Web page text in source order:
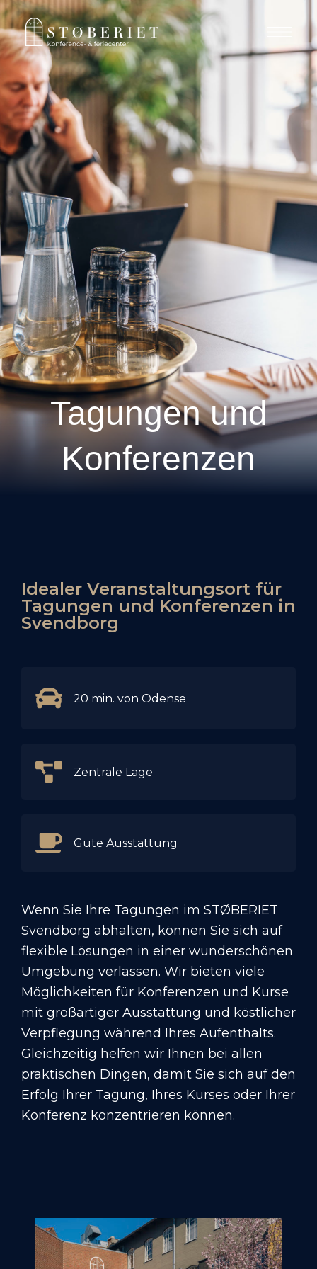
Tagungen und
Konferenzen
Idealer Veranstaltungsort für
Tagungen und Konferenzen in
Svendborg
20 min. von Odense
Zentrale Lage
Gute Ausstattung
Wenn Sie Ihre Tagungen im STØBERIET
Svendborg abhalten, können Sie sich auf
flexible Lösungen in einer wunderschönen
Umgebung verlassen. Wir bieten viele
Möglichkeiten für Konferenzen und Kurse
mit großartiger Ausstattung und köstlicher
Verpflegung während Ihres Aufenthalts.
Gleichzeitig helfen wir Ihnen bei allen
praktischen Dingen, damit Sie sich auf den
Erfolg Ihrer Tagung, Ihres Kurses oder Ihrer
Konferenz konzentrieren können.